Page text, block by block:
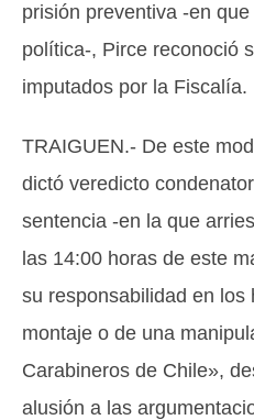
prisión preventiva -en
política-, Pirce reconoció
imputados por la Fiscalía.
TRAIGUEN.- De este
dictó veredicto
sentencia -en la que
las 14:00 horas de este
su responsabilidad en
montaje o de una
Carabineros de Chile»,
alusión a las